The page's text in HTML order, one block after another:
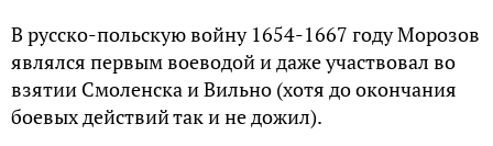
В русско-польскую войну 1654-1667 году Морозов
являлся первым воеводой и даже участвовал во
взятии Смоленска и Вильно (хотя до окончания
боевых действий так и не дожил).